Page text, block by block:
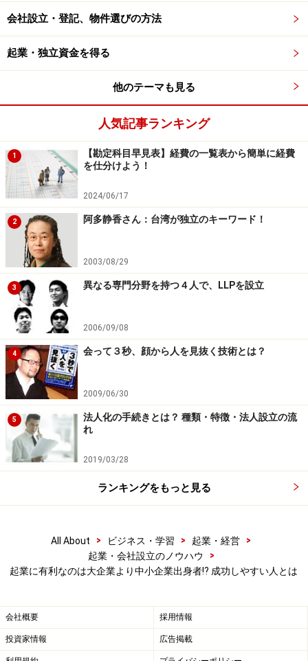
に戻りましょう。上げ底部分を除いて考えましょう。何
が残りましたか？ 信用してもらうには？ 信頼を一から築
くには？ そこからのスタートです。
では、会社員時代にやっておくべきことは何か。
け！」ということです。
お客様は会社に信用があるから発注しているのですか？
それともあなただからですか？ つまりは、あなたが転職
や起業をしたら、お客様もついてきてくれますか？ そこ
までの気持ちで働きましょう。起業すれば、自分が商品
なのですから。
1桁感覚が違うことに気づいているか
1桁感覚が違うことに気づくこと。これが大事です。大
手企業にいたときの予算と同じ感覚で発注していたら、
資本金を入れた銀行口座の残高なんて、あっという間に
ゼロになります。本当にあっという間ですよ。
ということは、赤字になります。赤字になれば、銀行か
らお金も貸してもらいずらくなります。資金がないか
ら、何も手を打てなくなります。やがては廃業か倒産で
す。
厳しいようですが、それだったら、普通預金に入れてお
そうならぬよう、起業するときには、今までの金銭感覚
もリセットする。必ず心がけましょう。
会社設立・登記、物件選びの方法
起業・独立資金を得る
他のテーマも見る
人気記事ランキング
1
【勘定科目早見表】経費の一覧表から簡単に経費
を仕分けよう！
2024/06/17
2 阿多静香さん：台湾が独立のキーワード！
2003/08/29
3 異なる専門分野を持つ４人で、LLPを設立
2006/09/08
4 会って３秒、顔から人を見抜く技術とは？
2009/06/30
5
法人化の手続きとは？ 種類・特徴・法人設立の流
れ
2019/03/28
ランキングをもっと見る
All About > ビジネス・学習 > 起業・経営
>
起業・会社設立のノウハウ
>
起業に有利なのは大企業より中小企業出身者⁉ 成功しやすい人とは
会社概要 採用情報
投資家情報 広告掲載